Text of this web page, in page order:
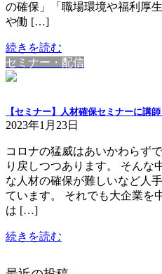
の確保」「職場環境や福利厚
や働 […]
続きを読む
セミナー・配信
【セミナー】人材確保セミナーに講
2023年1月23日
コロナの猛威はあいかわらず
り戻しつつあります。 そんな
な人材の確保が難しいなど人
ています。 それでも大企業を
は […]
続きを読む